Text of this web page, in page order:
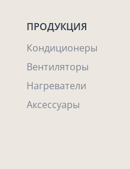
ПРОДУКЦИЯ
Кондиционеры
Вентиляторы
Нагреватели
Аксессуары